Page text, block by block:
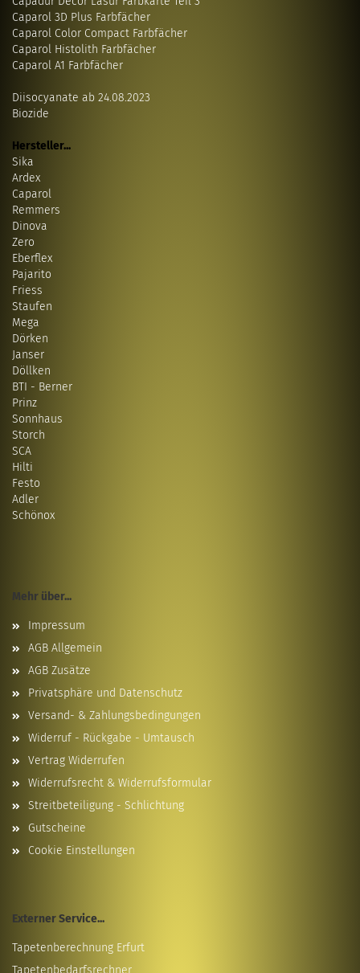
Caparol 3D Plus Farbfächer
Caparol Color Compact Farbfächer
Caparol Histolith Farbfächer
Caparol A1 Farbfächer
Diisocyanate ab 24.08.2023
Biozide
Hersteller...
Sika
Ardex
Caparol
Remmers
Dinova
Zero
Eberflex
Pajarito
Friess
Staufen
Mega
Dörken
Janser
Döllken
BTI - Berner
Prinz
Sonnhaus
Storch
SCA
Hilti
Festo
Adler
Schönox
Mehr über...
Impressum
AGB Allgemein
AGB Zusätze
Privatsphäre und Datenschutz
Versand- & Zahlungsbedingungen
Widerruf - Rückgabe - Umtausch
Vertrag Widerrufen
Widerrufsrecht & Widerrufsformular
Streitbeteiligung - Schlichtung
Gutscheine
Cookie Einstellungen
Externer Service...
Tapetenberechnung Erfurt
Tapetenbedarfsrechner